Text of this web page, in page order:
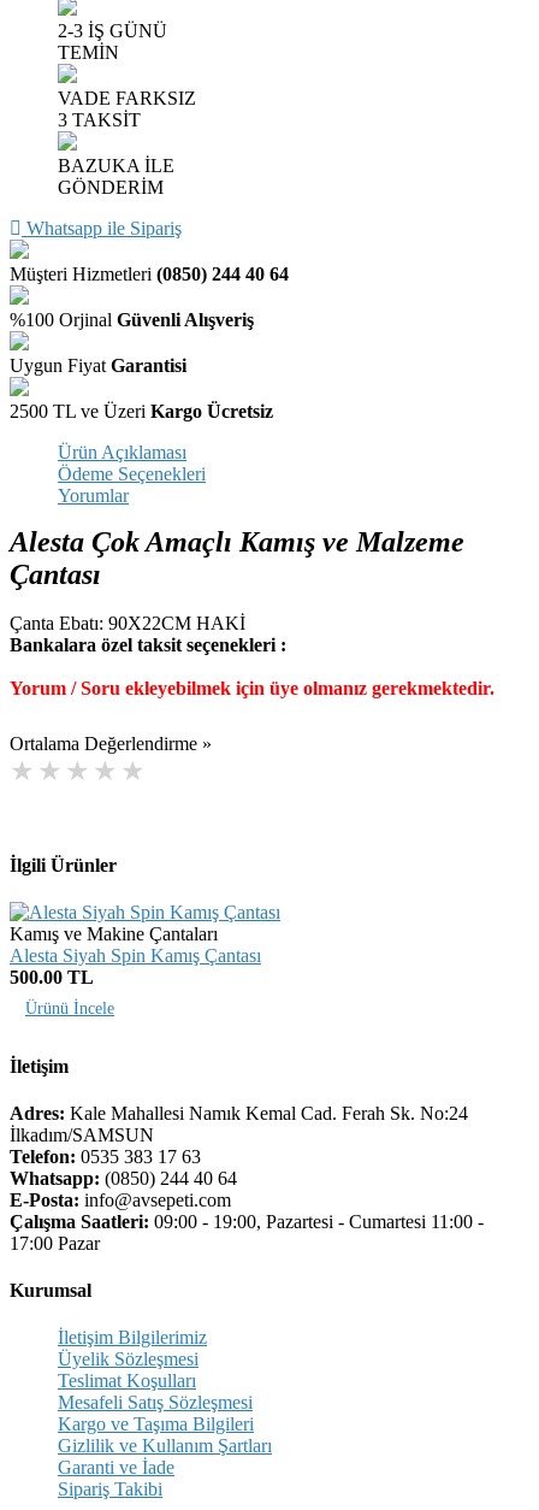
2-3 İŞ GÜNÜ
TEMİN
VADE FARKSIZ
3 TAKSİT
BAZUKA İLE
GÖNDERİM
Whatsapp ile Sipariş
Müşteri Hizmetleri (0850) 244 40 64
%100 Orjinal Güvenli Alışveriş
Uygun Fiyat Garantisi
2500 TL ve Üzeri Kargo Ücretsiz
Ürün Açıklaması
Ödeme Seçenekleri
Yorumlar
Alesta Çok Amaçlı Kamış ve Malzeme
Çantası
Çanta Ebatı: 90X22CM HAKİ
Bankalara özel taksit seçenekleri :
Yorum / Soru ekleyebilmek için üye olmanız gerekmektedir.
Ortalama Değerlendirme »
İlgili Ürünler
Kamış ve Makine Çantaları
Alesta Siyah Spin Kamış Çantası
500.00 TL
Ürünü İncele
İletişim
Adres: Kale Mahallesi Namık Kemal Cad. Ferah Sk. No:24
İlkadım/SAMSUN
Telefon: 0535 383 17 63
Whatsapp: (0850) 244 40 64
E-Posta: info@avsepeti.com
Çalışma Saatleri: 09:00 - 19:00, Pazartesi - Cumartesi 11:00 -
17:00 Pazar
Kurumsal
İletişim Bilgilerimiz
Üyelik Sözleşmesi
Teslimat Koşulları
Mesafeli Satış Sözleşmesi
Kargo ve Taşıma Bilgileri
Gizlilik ve Kullanım Şartları
Garanti ve İade
Sipariş Takibi